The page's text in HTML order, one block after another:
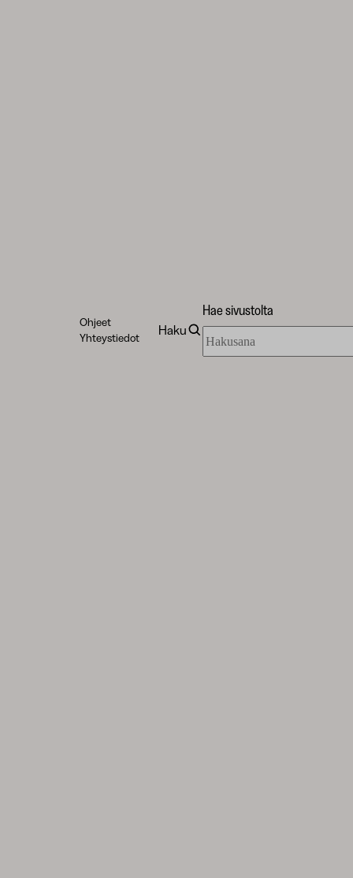
Ohjeet
Yhteystiedot
Haku
Hae sivustolta
sivustolta